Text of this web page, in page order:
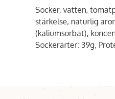
Socker, vatten,
stärkelse, naturlig
(kaliumsorbat),
Sockerarter: 39g,